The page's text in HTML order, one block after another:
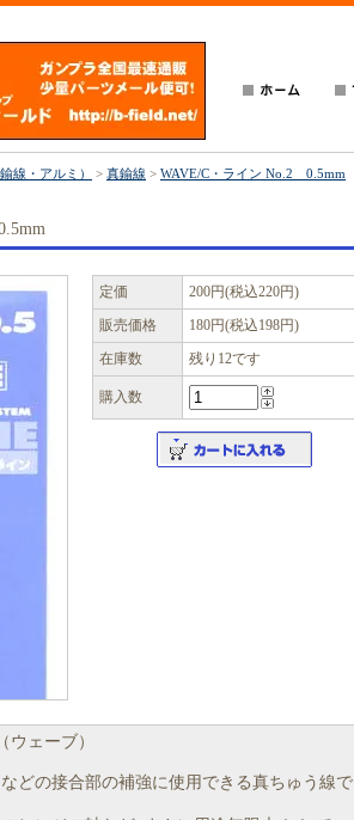
線・アルミ） > 真鍮線 > WAVE/C・ライン No.2 0.5mm
定価
200円(税込220円)
販売価格
180円(税込198円)
在庫数
残り12です
購入数
ウェーブ）
どの接合部の補強に使用できる真ちゅう線で